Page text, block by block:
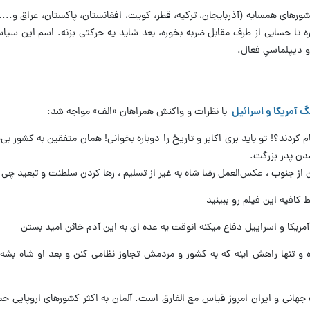
همسایه (آذربایجان، ترکیه، قطر، کویت، افغانستان، پاکستان، عراق
تا حسابی از طرف مقابل ضربه بخوره، بعد شاید یه حرکتی بزنه. اسم این
دیپلماسیِ فعال.
آمریکا و اسرائیل با نظرات و واکنش همراهان «الف» مواجه شد:
تو باید بری اکابر و تاریخ را دوباره بخوانی! همان متفقین به کشور
پدر بزرگت.
جنوب ، عکس‌العمل رضا شاه به غیر از تسلیم ، رها کردن سلطنت و تبعید
این فیلم رو ببینید
و اسراییل دفاع میکنه انوقت یه عده ای به این آدم خائن امید بستن
راهش اینه که به کشور و مردمش تجاوز نظامی کنن و بعد او شاه بشه
و ایران امروز قیاس مع الفارق است. آلمان به اکثر کشورهای اروپایی